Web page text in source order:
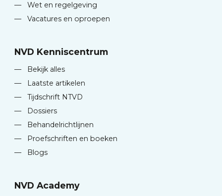
—
Wet en regelgeving
—
Vacatures en oproepen
NVD Kenniscentrum
—
Bekijk alles
—
Laatste artikelen
—
Tijdschrift NTVD
—
Dossiers
—
Behandelrichtlijnen
—
Proefschriften en boeken
—
Blogs
NVD Academy